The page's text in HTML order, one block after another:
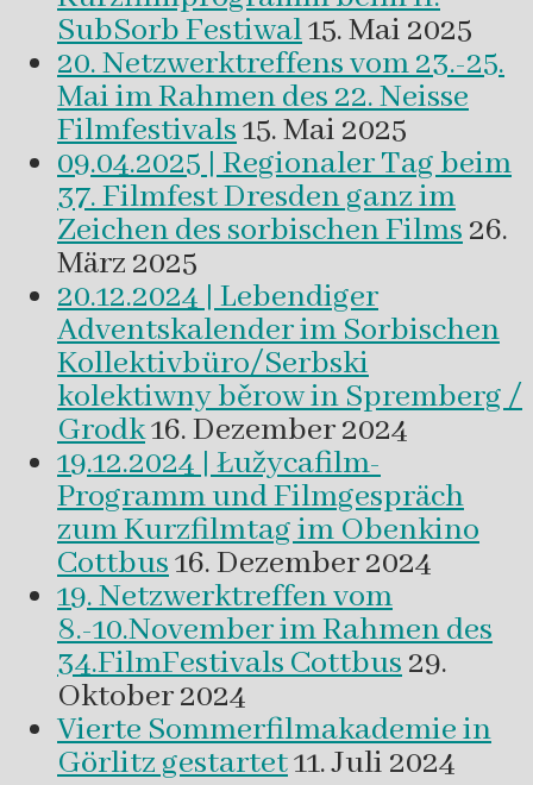
SubSorb Festiwal15. Mai 2025
20. Netzwerktreffens vom 23.-25.
Mai im Rahmen des 22. Neisse
Filmfestivals15. Mai 2025
09.04.2025 | Regionaler Tag beim
37. Filmfest Dresden ganz im
Zeichen des sorbischen Films26.
März 2025
20.12.2024 | Lebendiger
Adventskalender im Sorbischen
Kollektivbüro/Serbski
kolektiwny běrow in Spremberg /
Grodk16. Dezember 2024
19.12.2024 | Łužycafilm-
Programm und Filmgespräch
zum Kurzfilmtag im Obenkino
Cottbus16. Dezember 2024
19. Netzwerktreffen vom
8.-10.November im Rahmen des
34.FilmFestivals Cottbus29.
Oktober 2024
Vierte Sommerfilmakademie in
Görlitz gestartet11. Juli 2024